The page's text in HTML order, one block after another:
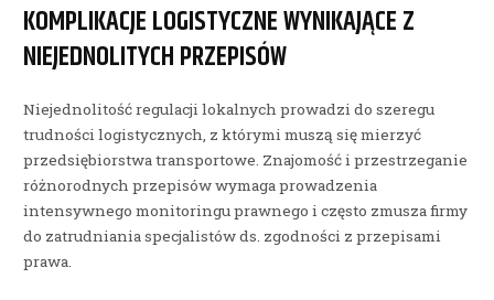
KOMPLIKACJE LOGISTYCZNE WYNIKAJĄCE Z
NIEJEDNOLITYCH PRZEPISÓW
Niejednolitość regulacji lokalnych prowadzi do szeregu
trudności logistycznych, z którymi muszą się mierzyć
przedsiębiorstwa transportowe. Znajomość i przestrzeganie
różnorodnych przepisów wymaga prowadzenia
intensywnego monitoringu prawnego i często zmusza firmy
do zatrudniania specjalistów ds. zgodności z przepisami
prawa.